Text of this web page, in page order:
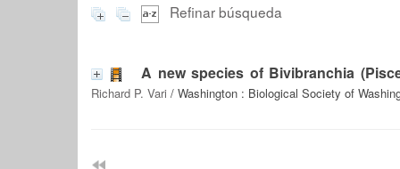
Refinar búsqueda
A new species of Bivibranchia
Richard P. Vari / Washington : Biological Society of